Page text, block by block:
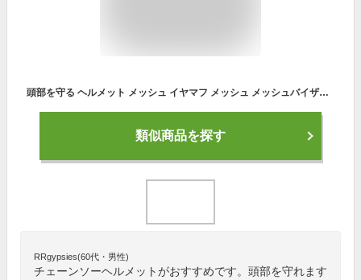
頭部を守る ヘルメット メッシュ イヤマフ メッシュ メッシュバイザー イヤマフ付き 怪我防止 ケガ 安全 フェイスガード チェーンソー
類似商品を探す
RRgypsies(60代・男性)
チェーンソーヘルメットがおすすめです。頭部を守れます